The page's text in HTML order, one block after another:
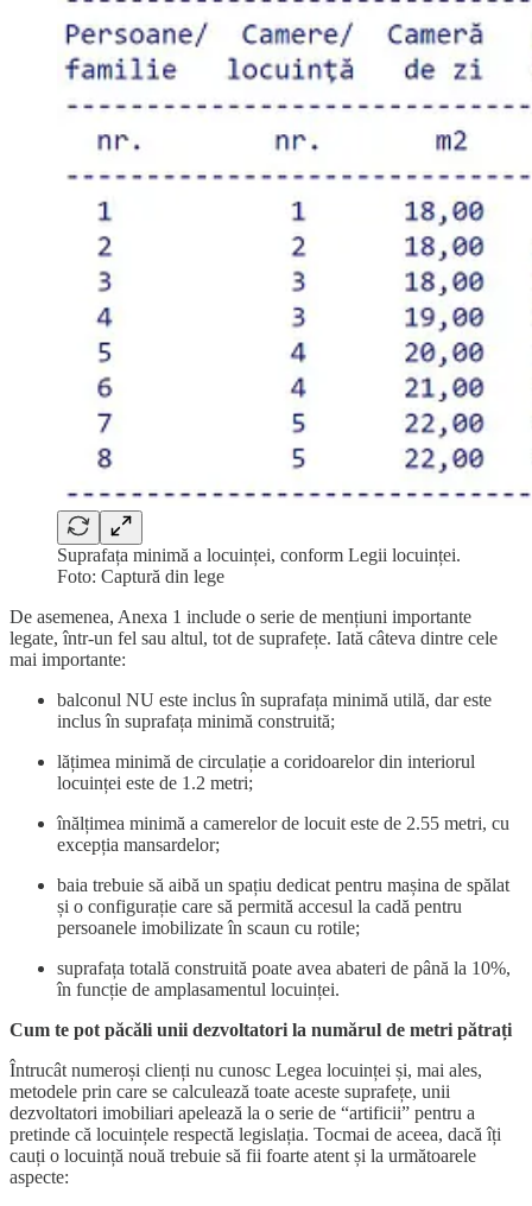
Suprafața minimă a locuinței, conform Legii locuinței.
Foto: Captură din lege
De asemenea, Anexa 1 include o serie de mențiuni importante
legate, într-un fel sau altul, tot de suprafețe. Iată câteva dintre cele
mai importante:
balconul NU este inclus în suprafața minimă utilă, dar este
inclus în suprafața minimă construită;
lățimea minimă de circulație a coridoarelor din interiorul
locuinței este de 1.2 metri;
înălțimea minimă a camerelor de locuit este de 2.55 metri, cu
excepția mansardelor;
baia trebuie să aibă un spațiu dedicat pentru mașina de spălat
și o configurație care să permită accesul la cadă pentru
persoanele imobilizate în scaun cu rotile;
suprafața totală construită poate avea abateri de până la 10%,
în funcție de amplasamentul locuinței.
Cum te pot păcăli unii dezvoltatori la numărul de metri pătrați
Întrucât numeroși clienți nu cunosc Legea locuinței și, mai ales,
metodele prin care se calculează toate aceste suprafețe, unii
dezvoltatori imobiliari apelează la o serie de “artificii” pentru a
pretinde că locuințele respectă legislația. Tocmai de aceea, dacă îți
cauți o locuință nouă trebuie să fii foarte atent și la următoarele
aspecte: